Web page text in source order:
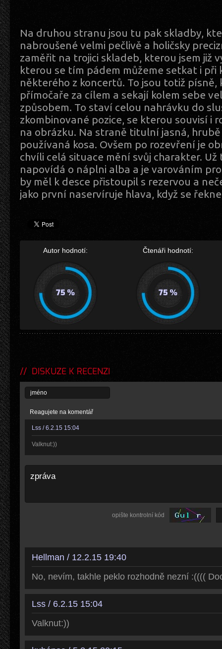
Na druhou stranu jsou tu pak skladby,
nabroušené velmi pečlivě a holičsky
zaměřit na trojici skladeb, kterou jsem již
kterou se tím pádem můžeme setkat i při
některého z koncertů. To jsou totiž písně,
přímočaře za cílem a sekají kolem sebe
způsobem. To staví celou nahrávku do
zkombinované pozice, se kterou souvisí i
na obrázku. Na straně titulní jasná,
používaná kosa. Ovšem po rozevření je
chvíli celá situace mění svůj charakter. Už
napovídá o náplni alba a je varováním
by měl k desce přistoupil s rezervou a
jako první naservíruje hlava, když se
Autor hodnotí: Čtenáři hodnotí:
DISKUZE K RECENZI
Reagujete na komentář
Lss / 6.2.15 15:04
Valknut:))
opište kontrolní kód
Hellman / 12.2.15 19:40
No, nevím, takhle peklo rozhodně nezní :((((
Lss / 6.2.15 15:04
Valknut:))